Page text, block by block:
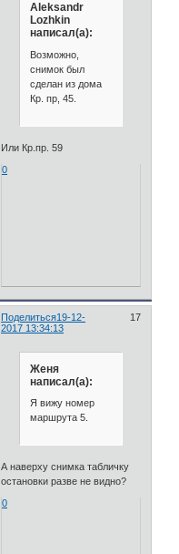
Aleksandr
Lozhkin
написал(а):
Возможно,
снимок был
сделан из дома
Кр. пр, 45.
Или Кр.пр. 59
0
Поделиться 17
19-12-
2017 13:34:13
Женя
написал(а):
Я вижу номер
маршрута 5.
А наверху снимка табличку
остановки разве не видно?
0